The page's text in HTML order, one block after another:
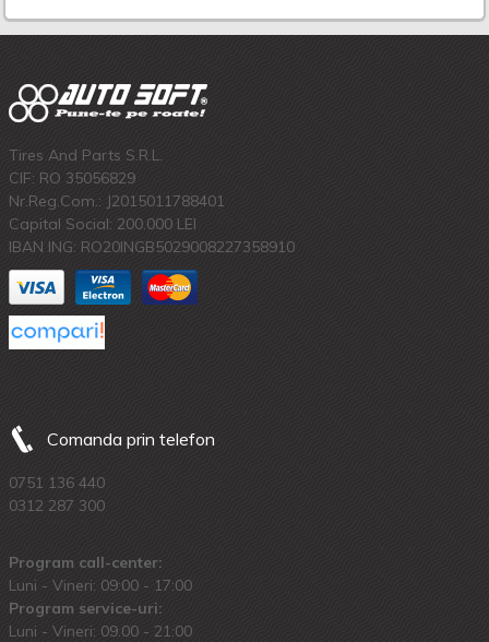
Tires And Parts S.R.L.
CIF: RO 35056829
Nr.Reg.Com.: J2015011788401
Capital Social: 200.000 LEI
IBAN ING: RO20INGB5029008227358910
Comanda prin telefon
0751 136 440
0312 287 300
Program call-center:
Luni - Vineri: 09:00 - 17:00
Program service-uri:
Luni - Vineri: 09.00 - 21:00